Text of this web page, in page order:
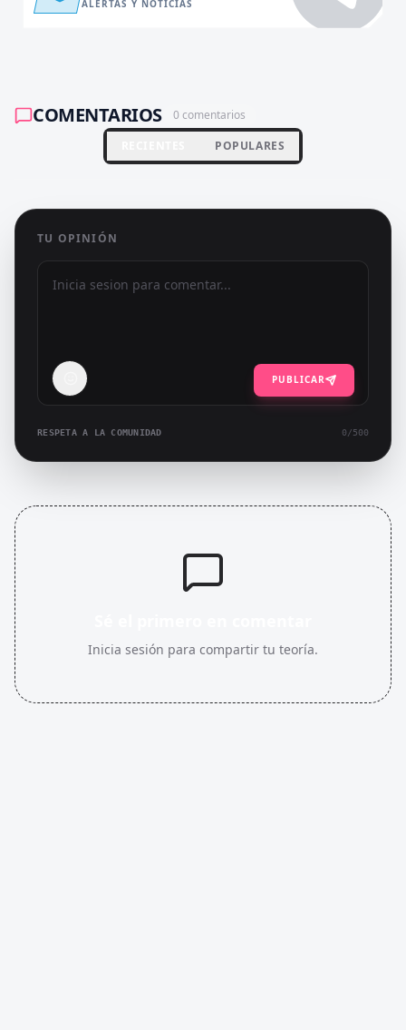
ALERTAS Y NOTICIAS
COMENTARIOS 0 comentarios
POPULARES
TU OPINIÓN
PUBLICAR
RESPETA A LA COMUNIDAD 0 /500
Inicia sesión para compartir tu teoría.